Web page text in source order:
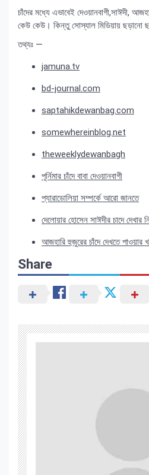
চাঁদের মধ্যে এভাবেই দেওয়ানবাগী,সাঈদী,
কেউ কেউ। কিন্তু সোস্যাল মিডিয়ায় ছড়ানো
তথ্যঃ —
jamuna.tv
bd-journal.com
saptahikdewanbag.com
somewhereinblog.net
theweeklydewanbagh
পূর্নিমার চাঁদে বাবা দেওয়ানবাগী
প্যারাডোলিয়া সম্পর্কে আরো জানতে
দেলোয়ার হোসেন সাঈদীর চাদে দেখার
আজহারি হুজুরের চাঁদে দেখতে পাওয়ার
Share